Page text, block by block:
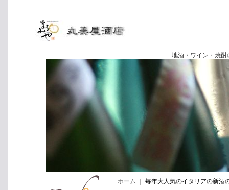
地酒・ワイン・焼酎の専門店
ホーム 毎年大人気のイタリアの新